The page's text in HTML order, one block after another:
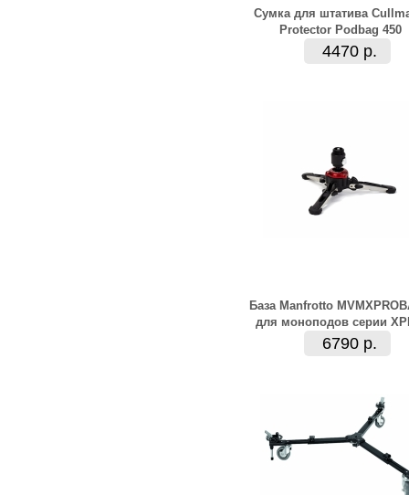
Сумка для штатива
Protector Podbag 450
4470 р.
База Manfrotto
для моноподов серии
6790 р.